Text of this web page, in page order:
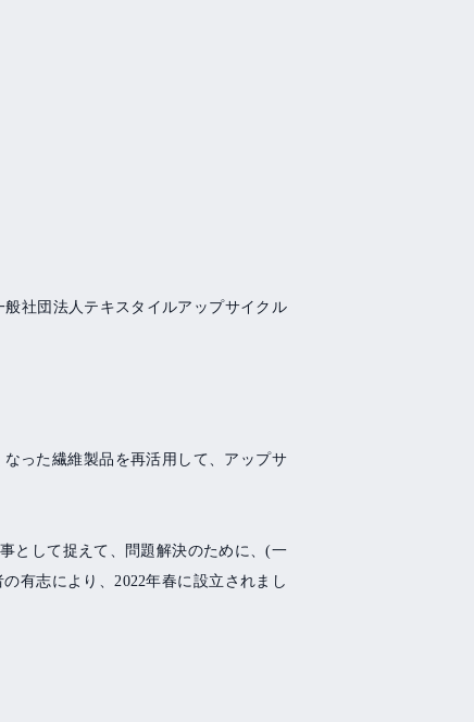
般社団法人テキスタイルアップサイクル
なった繊維製品を再活用して、アップサ
として捉えて、問題解決のために、(一
の有志により、2022年春に設立されまし